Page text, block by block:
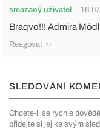
smazaný uživatel
Braqvo!!! Admira
Reagovat
SLEDOVÁNÍ
Chcete-li se rychle
přidejte si jej ke svým